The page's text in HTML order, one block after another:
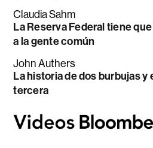
Claudia Sahm
La Reserva Federal tiene
a la gente común
John Authers
La historia de dos burbujas y
tercera